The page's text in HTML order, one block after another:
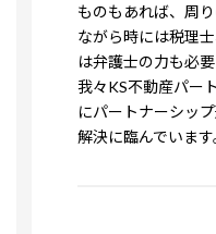
ものもあれば、周
ながら時には税理
は弁護士の力も必要
我々KS不動産パー
にパートナーシッ
解決に臨んでいます